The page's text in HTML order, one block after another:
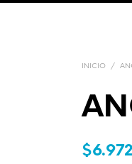
INICIO /
$6.972